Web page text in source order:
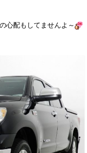
心配もしてませんよ～